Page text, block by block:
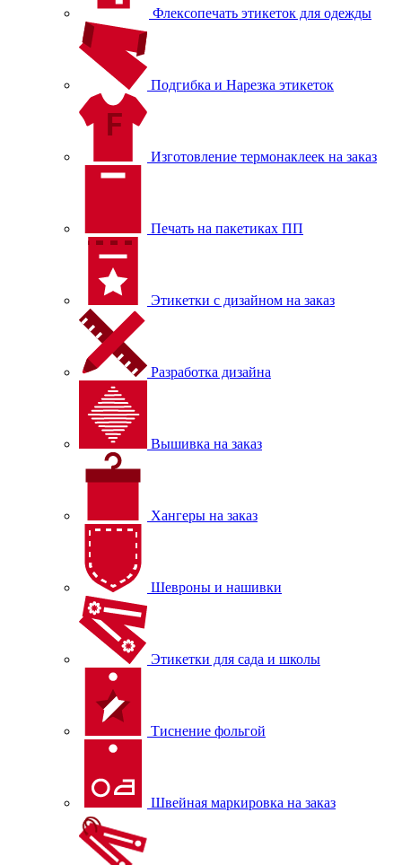
Флексопечать этикеток для одежды
Подгибка и Нарезка этикеток
Изготовление термонаклеек на заказ
Печать на пакетиках ПП
Этикетки с дизайном на заказ
Разработка дизайна
Вышивка на заказ
Хангеры на заказ
Шевроны и нашивки
Этикетки для сада и школы
Тиснение фольгой
Швейная маркировка на заказ